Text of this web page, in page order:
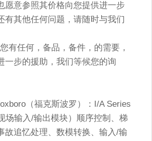
愿意参照其价格向您提供进一步
有其他任何问题，请随时与我们
有任何，备品，备件，的需要，
一步的援助，我们等候您的询
（福克斯波罗）：I/A Series
场输入/输出模块）顺序控制、梯
故追忆处理、数模转换、输入/输